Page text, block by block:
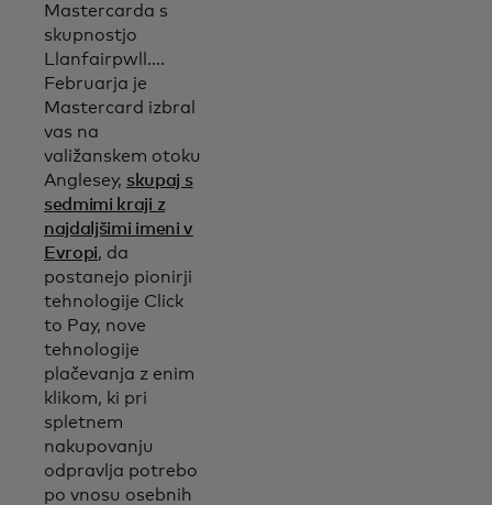
Mastercarda s
skupnostjo
Llanfairpwll….
Februarja je
Mastercard izbral
vas na
valižanskem otoku
Anglesey, skupaj s
sedmimi kraji z
najdaljšimi imeni v
Evropi, da
postanejo pionirji
tehnologije Click
to Pay, nove
tehnologije
plačevanja z enim
klikom, ki pri
spletnem
nakupovanju
odpravlja potrebo
po vnosu osebnih